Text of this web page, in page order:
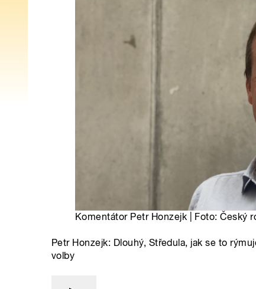
Komentátor Petr Honzejk | Foto: Český
Petr Honzejk: Dlouhý, Středula, jak se to
volby